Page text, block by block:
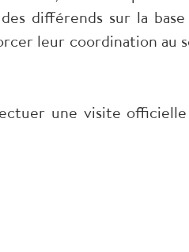
différends sur la
leur coordination au
une visite